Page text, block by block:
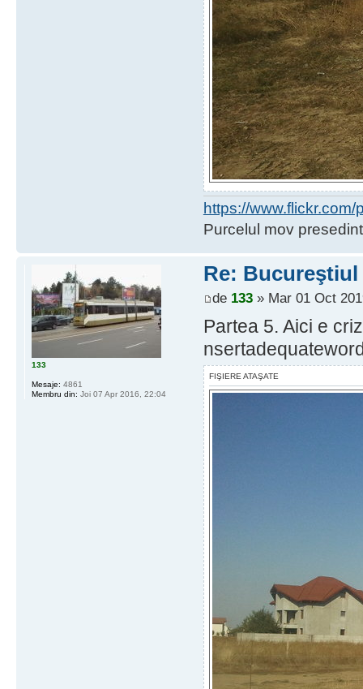
https://
Purcelul mov
Re:
de 133» Mar 01 Oct
Partea 5. Aici e
FIŞIERE ATAŞATE
133
Mesaje: 4861
Membru din: Joi 07 Apr 2016, 22:04